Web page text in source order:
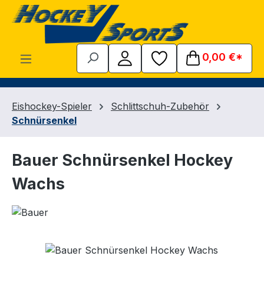
Zum Hauptinhalt springen
0,00 €*
Eishockey-Spieler
Schlittschuh-Zubehör
Schnürsenkel
Bauer Schnürsenkel Hockey
Wachs
Bildergalerie überspringen